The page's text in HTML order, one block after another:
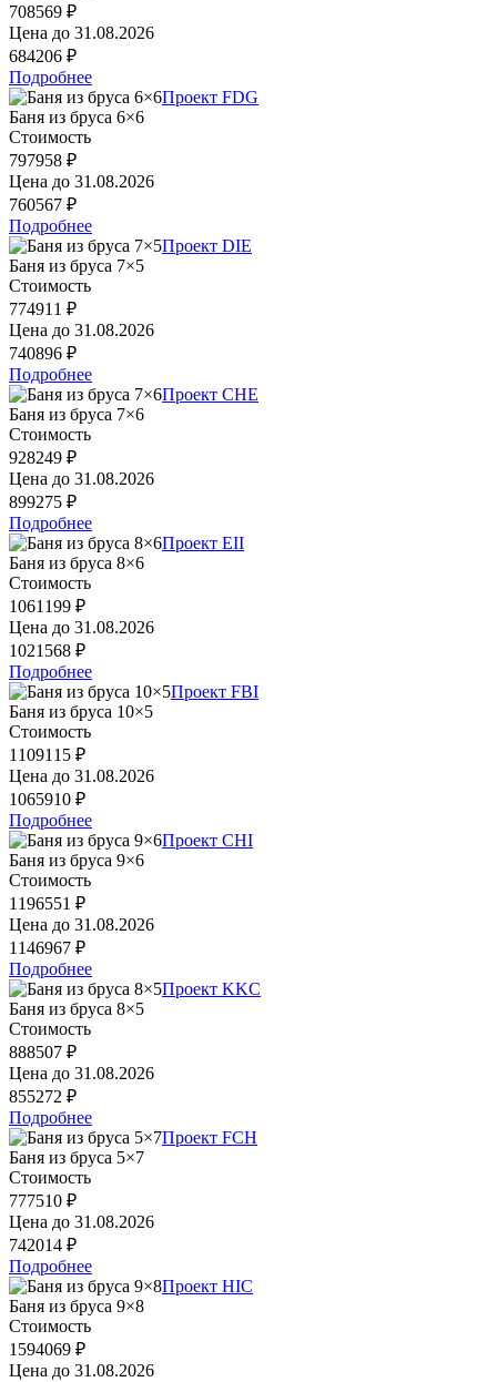
708569 ₽
Цена до 31.08.2026
684206 ₽
Подробнее
Проект FDG
Баня из бруса 6×6
Стоимость
797958 ₽
Цена до 31.08.2026
760567 ₽
Подробнее
Проект DIE
Баня из бруса 7×5
Стоимость
774911 ₽
Цена до 31.08.2026
740896 ₽
Подробнее
Проект CHE
Баня из бруса 7×6
Стоимость
928249 ₽
Цена до 31.08.2026
899275 ₽
Подробнее
Проект EII
Баня из бруса 8×6
Стоимость
1061199 ₽
Цена до 31.08.2026
1021568 ₽
Подробнее
Проект FBI
Баня из бруса 10×5
Стоимость
1109115 ₽
Цена до 31.08.2026
1065910 ₽
Подробнее
Проект CHI
Баня из бруса 9×6
Стоимость
1196551 ₽
Цена до 31.08.2026
1146967 ₽
Подробнее
Проект KKC
Баня из бруса 8×5
Стоимость
888507 ₽
Цена до 31.08.2026
855272 ₽
Подробнее
Проект FCH
Баня из бруса 5×7
Стоимость
777510 ₽
Цена до 31.08.2026
742014 ₽
Подробнее
Проект HIC
Баня из бруса 9×8
Стоимость
1594069 ₽
Цена до 31.08.2026